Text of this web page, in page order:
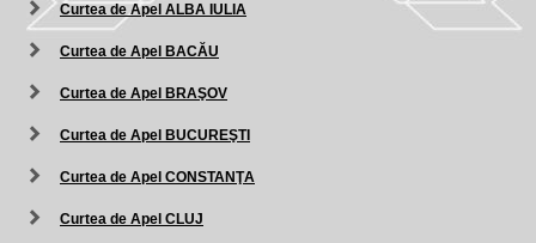
Curtea de Apel ALBA IULIA
Curtea de Apel BACĂU
Curtea de Apel BRAŞOV
Curtea de Apel BUCUREŞTI
Curtea de Apel CONSTANŢA
Curtea de Apel CLUJ